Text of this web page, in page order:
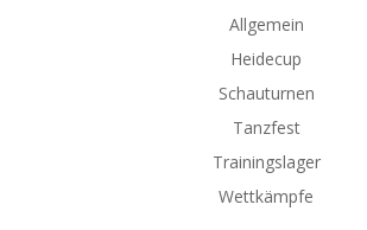
Allgemein
Heidecup
Schauturnen
Tanzfest
Trainingslager
Wettkämpfe